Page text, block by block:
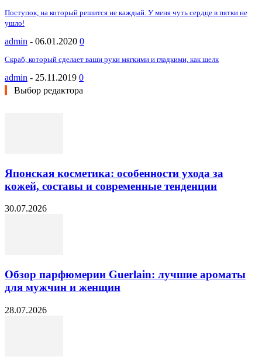
Поступок, на который решится не каждый. У меня чуть сердце в пятки не
ушло!
admin - 06.01.2020 0
Скраб, который сделает ваши руки мягкими и гладкими, как шелк
admin - 25.11.2019 0
Выбор редактора
Японская косметика: особенности ухода за
кожей, составы и современные тенденции
30.07.2026
Обзор парфюмерии Guerlain: лучшие ароматы
для мужчин и женщин
28.07.2026